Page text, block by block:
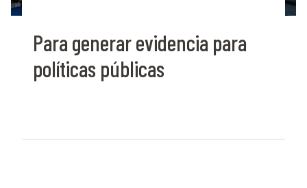
Para generar evidencia para
políticas públicas